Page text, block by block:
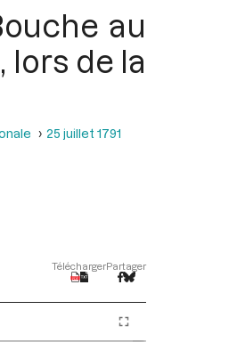
au
de la
25 juillet 1791
TéléchargerPartager